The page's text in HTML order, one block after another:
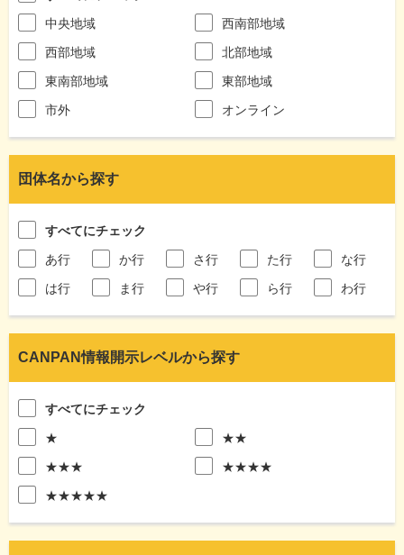
中央地域
西南部地域
西部地域
北部地域
東南部地域
東部地域
市外
オンライン
団体名から探す
すべてにチェック
あ行
か行 さ行 た行
な行
は行
ま行 や行 ら行 わ行
CANPAN情報開示レベルから探す
すべてにチェック
★
★★
★★★
★★★★
★★★★★